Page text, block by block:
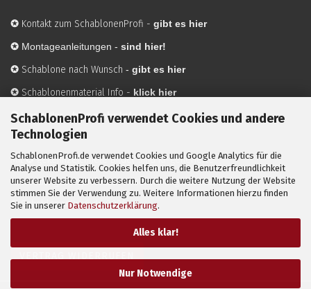
SchablonenProfi verwendet Cookies und andere
Technologien
SchablonenProfi.de verwendet Cookies und Google Analytics für die
Analyse und Statistik. Cookies helfen uns, die Benutzerfreundlichkeit
unserer Website zu verbessern. Durch die weitere Nutzung der Website
stimmen Sie der Verwendung zu. Weitere Informationen hierzu finden
Sie in unserer Datenschutzerklärung.
Alles klar!
Nur Notwendige
✪ Kontakt zum SchablonenProfi - gibt es hier
✪ Montageanleitungen - sind hier!
✪ Schablone nach Wunsch - gibt es hier
✪ Schablonenmaterial Info - klick hier
✪Hersteller-hier mehr Infos
Mit ✪ gekennzeichnete Bilder sind KI-generierte
Anwendungsbeispiele zur Visualisierung der Motive.
© SchablonenProfi.de2026